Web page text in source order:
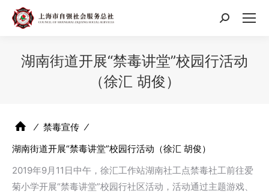
搜
湖南街道开展“禁毒讲堂”校园行活动
（徐汇 胡俊）
⁄ 禁毒宣传 ⁄
湖南街道开展“禁毒讲堂”校园行活动（徐汇 胡俊）
2019年9月11日中午，徐汇工作站湖南社工点禁毒社工前往爱
菊小学开展“禁毒讲堂”校园行社区活动，活动通过主题游戏、